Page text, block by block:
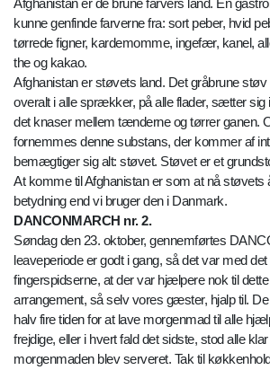
Afghanistan er de brune farvers land. En
kunne genfinde farverne fra: sort peber, hvid
tørrede figner, kardemomme, ingefær, kanel,
the og kakao.
Afghanistan er støvets land. Det gråbrune støv
overalt i alle sprækker, på alle flader, sætter sig
det knaser mellem tænderne og tørrer ganen.
fornemmes denne substans, der kommer af
bemægtiger sig alt: støvet. Støvet er et
At komme til Afghanistan er som at nå støvets
betydning end vi bruger den i Danmark.
DANCONMARCH nr. 2.
Søndag den 23. oktober, gennemførtes
leaveperiode er godt i gang, så det var med
fingerspidserne, at der var hjælpere nok til
arrangement, så selv vores gæster, hjalp til.
halv fire tiden for at lave morgenmad til alle
frejdige, eller i hvert fald det sidste, stod alle
morgenmaden blev serveret. Tak til